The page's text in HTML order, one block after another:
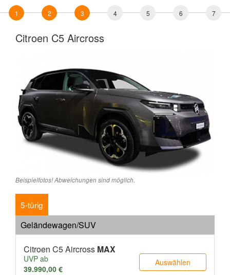
1 2 3 4 5 6 7
Citroen C5 Aircross
Beispielfotos! Abweichungen sind möglich.
5-türig
Geländewagen/SUV
Citroen C5 Aircross MAX
UVP ab
39.990,00 €
Auswählen